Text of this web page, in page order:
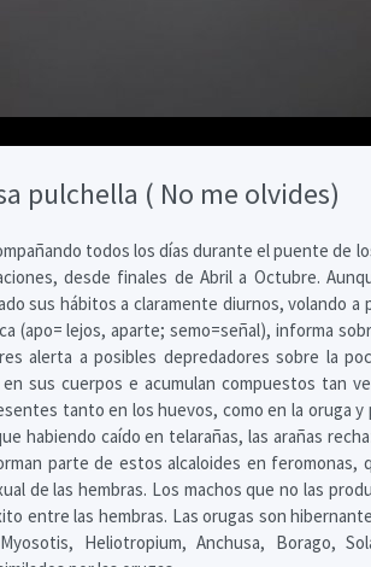
pulchella ( No me olvides)
todos los días durante el puente de
desde finales de Abril a Octubre.
sus hábitos a claramente diurnos, volando a
(apo= lejos, aparte; semo=señal), informa
alerta a posibles depredadores sobre la
sus cuerpos e acumulan compuestos tan
tanto en los huevos, como en la oruga y
habiendo caído en telarañas, las arañas
parte de estos alcaloides en feromonas,
de las hembras. Los machos que no las
entre las hembras. Las orugas son
Heliotropium, Anchusa, Borago,